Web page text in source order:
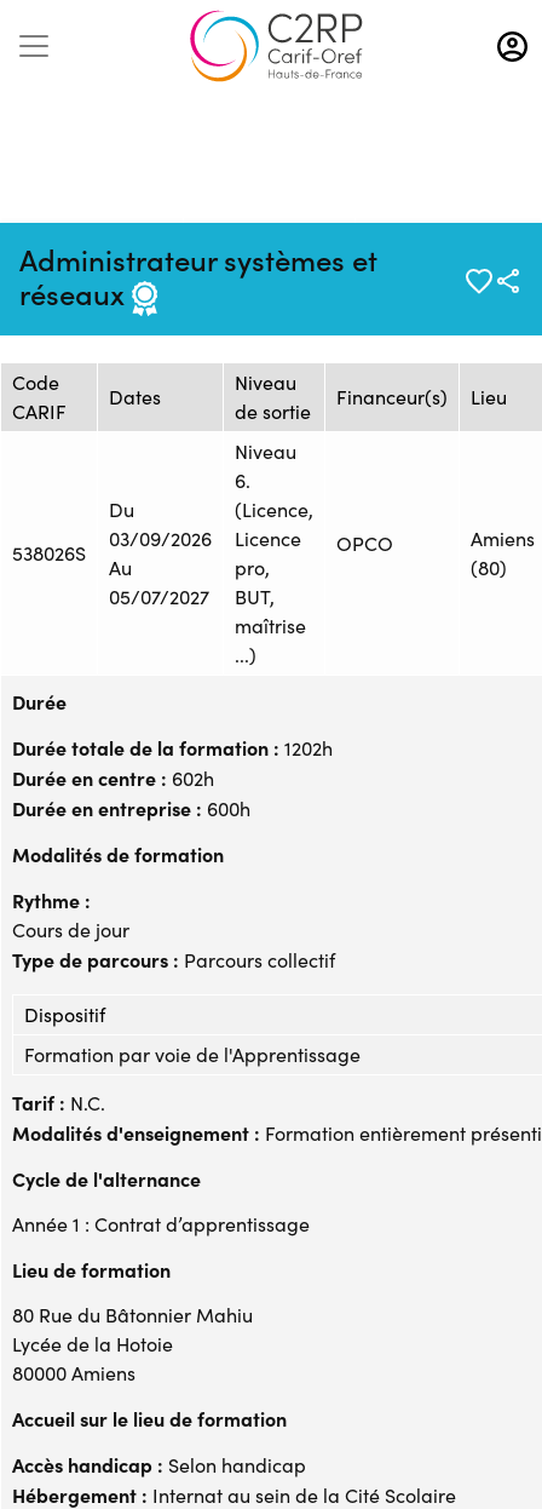
Aller
au
contenu
Administrateur systèmes et
réseaux
17/06/2026
26252878F
SOMME
Session de formation
Code
CARIF
Dates
Niveau
de sortie
Financeur(s) Lieu
538026S
Du
03/09/2026
Au
05/07/2027
Niveau
6.
(Licence,
Licence
pro,
BUT,
maîtrise
...)
OPCO
Amiens
(80)
Durée
Durée totale de la formation : 1202h
Durée en centre : 602h
Durée en entreprise : 600h
Modalités de formation
Rythme :
Cours de jour
Type de parcours : Parcours collectif
Dispositif
Formation par voie de l'Apprentissage
Tarif : N.C.
Modalités d'enseignement : Formation entièrement
Cycle de l'alternance
Année 1 : Contrat d’apprentissage
Lieu de formation
80 Rue du Bâtonnier Mahiu
Lycée de la Hotoie
80000 Amiens
Accueil sur le lieu de formation
Accès handicap : Selon handicap
Hébergement : Internat au sein de la Cité Scolaire